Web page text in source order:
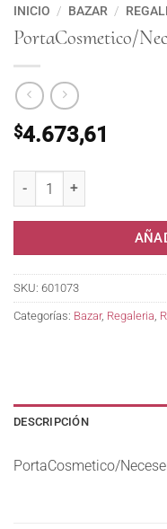
INICIO / BAZAR /
PortaCosmetico/
$4.673,61
SKU: 601073
Categorías: Bazar, Regaleria,
DESCRIPCIÓN
PortaCosmetico/